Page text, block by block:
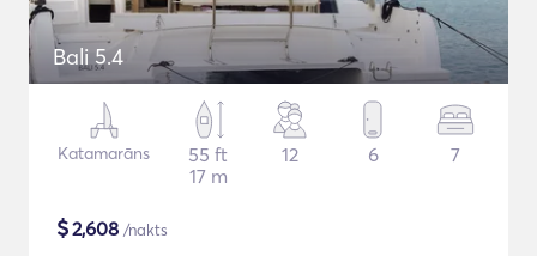
Bali 5.4
Katamarāns
55 ft
17 m
12 6 7
$2,608 /nakts